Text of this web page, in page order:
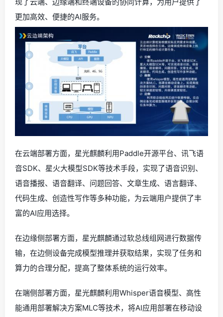
现了云端、边缘端和终端设备的协同计算，为用户提供了
更加高效、便捷的AI服务。
在云端部署方面，星光麒麟利用Paddle开源平台、讯飞语
音SDK、星火大模型SDK等技术手段，实现了语音识别、
语音播报、语音翻译、问题回答、文章生成、语言翻译、
代码生成、创造性写作等多种功能，为云端用户提供了丰
富的AI应用选择。
在边缘侧部署方面，星光麒麟通过软总线组网进行数据传
输，在边侧设备完成模型推理并获取结果，实现了任务和
算力的合理分配，提高了整体系统的运行效率。
在端侧部署方面，星光麒麟利用Whisper语音模型、高性
能通用部署解决方案MLC等技术，将AI应用部署在移动设